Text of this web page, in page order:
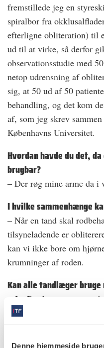
Denne hjemmeside
fremstillede jeg en
spiralbor fra
efterligne obliteration) til
ud til at virke, så derfor
observationsstudie med
netop udrensning af
sig, at 50 ud af 50
behandling, og det kom
af, som jeg skrev
Københavns Universitet.
Hvordan havde du det,
brugbar?
– Der røg mine arme da i
I hvilke sammenhænge
– Når en tand skal
tilsyneladende er
kan vi ikke bore om
krumninger af roden.
Kan alle tandlæger bruge
– Ja. Det kræver, at man
henvisning) og kan lave
via en gipsmodel). Ved at
kan man få 3d-printet en